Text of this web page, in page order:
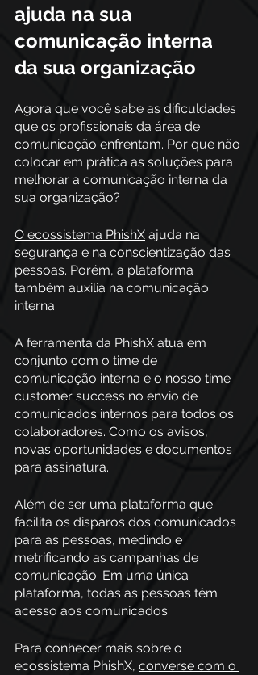
ajuda na sua
comunicação interna
da sua organização
Agora que você sabe as dificuldades
que os profissionais da área de
comunicação enfrentam. Por que não
colocar em prática as soluções para
melhorar a comunicação interna da
sua organização?
O ecossistema PhishX ajuda na
segurança e na conscientização das
pessoas. Porém, a plataforma
também auxilia na comunicação
interna.
A ferramenta da PhishX atua em
conjunto com o time de
comunicação interna e o nosso time
customer success no envio de
comunicados internos para todos os
colaboradores. Como os avisos,
novas oportunidades e documentos
para assinatura.
Além de ser uma plataforma que
facilita os disparos dos comunicados
para as pessoas, medindo e
metrificando as campanhas de
comunicação. Em uma única
plataforma, todas as pessoas têm
acesso aos comunicados.
Para conhecer mais sobre o
ecossistema PhishX, converse com o